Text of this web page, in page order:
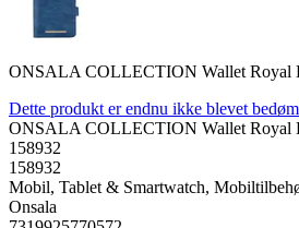
ONSALA COLLECTION Wallet Royal
Dette produkt er endnu ikke blevet
ONSALA COLLECTION Wallet Royal
158932
158932
Mobil, Tablet & Smartwatch,
Onsala